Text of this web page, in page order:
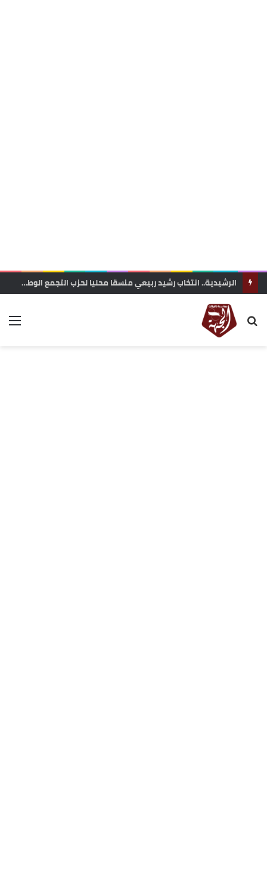
صحافة القرب بالحدود الجنوبية والشرقية: صمود في وجه البروباغاندا المعادية وحرمان متواصل من العدالة المجالية والإشهار